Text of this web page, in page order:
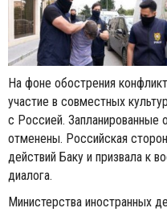
На фоне обострения
участие в совместных
с Россией. Запланированные
отменены. Российская
действий Баку и призвала к
диалога.
Министерства иностранных